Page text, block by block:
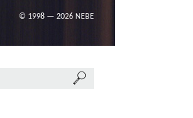
© 1998 — 2026 NEBE